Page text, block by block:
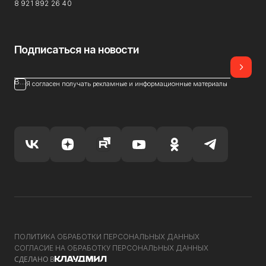
8 921 892 26 40
Подписаться на новости
ВАШ E-MAILЯ согласен получать рекламные и информационные материалы
ПОЛИТИКА ОБРАБОТКИ ПЕРСОНАЛЬНЫХ ДАННЫХ
СОГЛАСИЕ НА ОБРАБОТКУ ПЕРСОНАЛЬНЫХ ДАННЫХ
СДЕЛАНО В